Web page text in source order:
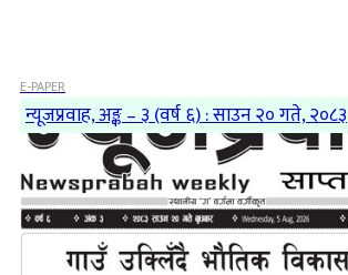
E-PAPER
न्यूजप्रवाह, अङ्क – ३ (वर्ष ६) : साउन २० गते, २०८३